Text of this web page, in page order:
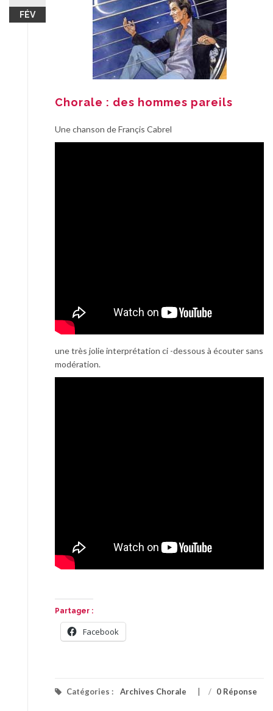
FÉV
Chorale : des hommes pareils
Une chanson de Françis Cabrel
une très jolie interprétation ci -dessous à écouter sans
modération.
Partager :
Facebook
Catégories : Archives Chorale / 0 Réponse